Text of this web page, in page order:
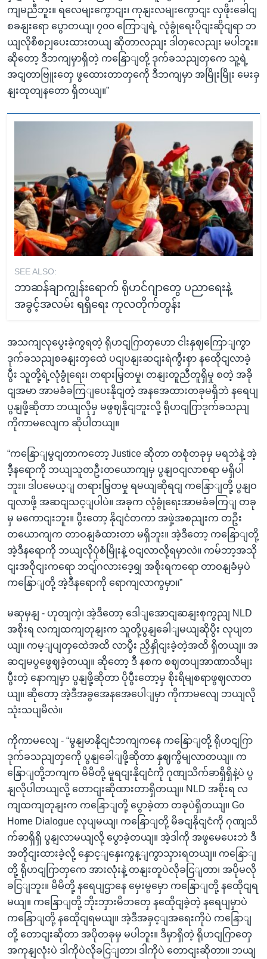
ကျမညီဘူး။ ရလေမျးကွောငျး၊ ကုနျးလမျးကွောငျး လှဖိုးခေါငျ
စခနျးရော ပွောတယျ၊ ၇၀၀ ကြောျရဲ့ လုံခွုံရေးပိုငျးဆိုငျရာ ဘ
ယျလိုစီစဉျပေးထားတယျ ဆိုတာလညျး ဒါတှလေညျး မပါဘူး။
ဆိုတော့ ဒီဘကျမှာရှိတဲ့ ကနြောျတို့ ဒုက်ခသညျတှကေ သူ့ရဲ့
အငျတာဗြူးတှေ ဖွထေားတာတှကေို ဒီဘကျမှာ အမြိုးမြိုး မေးခှ
နျးထုတျနတော ရှိတယျ။”
SEE ALSO:
ဘာဆန်ချာကျွန်းရောက် ရိုဟင်ဂျာတွေ ပညာရေးနဲ့
အခွင့်အလမ်း ရရှိရေး ကုလတိုက်တွန်း
အသကျလုပွေးခဲ့ကွရတဲ့ ရိုဟငျဂြာတှဟော ငါးနှဈကြောျကွာ
ဒုက်ခသညျစခနျးတှထေဲ ပငျပနျးဆငျးရဲကွီးစှာ နထေိုငျလာခဲ့
ပွီး သူတို့ရဲ့လုံခွုံရေး၊ တရားမြှတမှု၊ တနျးတူညီတူရှိမှု စတဲ့ အခို
ငျအမာ အာမခံခကြျပေးနိုငျတဲ့ အနအေထားတခုမရှိဘဲ နရေပျ
ပွနျဖို့ဆိုတာ ဘယျလိုမှ မဖွဈနိုငျဘူးလို့ ရိုဟငျဂြာဒုက်ခသညျ
ကိုကာမလျေက ဆိုပါတယျ။
“ကနြောျမွငျတာကတော့ Justice ဆိုတာ တစုံတခုမှ မရဘဲနဲ့ အဲ့
ဒီ့နရောကို ဘယျသူတဦးတယောကျမှ ပွနျဝငျလာစရာ မရှိပါ
ဘူး။ ဒါပမေယ့ျ တရားမြှတမှု ရမယျဆိုရငျ ကနြောျတို့ ပွနျဝ
ငျလာဖို့ အဆငျသင့ျပါပဲ။ အခုက လုံခွုံရေးအာမခံခကြျ တခု
မှ မကောငျးဘူး။ ပွီးတော့ နိုငျငံတကာ အဖှဲ့အစညျးက တဦး
တယောကျက တာဝနျခံထားတာ မရှိဘူး။ အဲ့ဒီတော့ ကနြောျတို့
အဲ့ဒီနရောကို ဘယျလိုပုံစံမြိုးနဲ့ ဝငျလာလို့ရမှာလဲ။ ကမ်ဘာ့အသို
ငျးအဝိုငျးကရော ဘငျ်ဂလားဒေ့ရျှ အစိုးရကရော တာဝနျခံမှပဲ
ကနြောျတို့ အဲ့ဒီနရောကို ရောကျလာကွမှာ။”
မဆုမှနျ - ဟုတျကဲ့၊ အဲ့ဒီတော့ ဒေါျအောငျဆနျးစုကွညျ NLD
အစိုးရ လကျထကျတုနျးက သူတို့ပွနျခေါျမယျဆိုပွီး လုပျတ
ယျ။ ကမ့ျပျတှထေဲအထိ လာပွီး ညှိနှိုငျးခဲ့တဲ့အထိ ရှိတယျ။ အ
ဆငျမပွဖွေဈခဲ့တယျ။ ဆိုတော့ ဒီ နစက စဈတပျအာဏာသိမျး
ပွီးတဲ့ နောကျမှာ ပွနျဖို့ဆိုတာ ပိုပွီးတော့မှ စိုးရိမျစရာဖွဈလာတ
ယျ။ ဆိုတော့ အဲ့ဒီအခွအေနအေပေါျမှာ ကိုကာမလျေ ဘယျလို
သုံးသပျမိလဲ။
ကိုကာမလျေ - “မွနျမာနိုငျငံဘကျကနေ ကနြောျတို့ ရိုဟငျဂြာ
ဒုက်ခသညျတှကေို ပွနျခေါျဖို့ဆိုတာ နှဈကွိမျလာတယျ။ က
နြောျတို့ဘကျက မိမိတို့ မူရငျးနိုငျငံကို ဂုဏျသိက်ခာရှိရှိနဲ့ပဲ ပွ
နျလိုပါတယျလို့ တောငျးဆိုထားတာရှိတယျ။ NLD အစိုးရ လ
ကျထကျတုနျးက ကနြောျတို့ ပွောခဲ့တာ တခုပဲရှိတယျ။ Go
Home Dialogue လုပျမယျ၊ ကနြောျတို့ မိခငျနိုငျငံကို ဂုဏျသိ
က်ခာရှိရှိ ပွနျလာမယျလို့ ပွောခဲ့တယျ။ အဲ့ဒါကို အဖွမေပေးဘဲ ဒီ
အတိုငျးထားခဲ့လို့ နှောင့ျနှေးကွန့ျကွာသှားရတယျ။ ကနြောျ
တို့ ရိုဟငျဂြာတှကေ အားလုံးနဲ့ တနျးတူပဲလိုခငြျတာ၊ အပိုမလို
ခငြျဘူး။ မိမိတို့ နရေပျဌာနေ မှေးမွမှော ကနြောျတို့ နထေိုငျရ
မယျ။ ကနြောျတို့ ဘိုးဘှားမိဘတှေ နထေိုငျခဲ့တဲ့ နရေပျမှာပဲ
ကနြောျတို့ နထေိုငျရမယျ။ အဲ့ဒီအခှင့ျအရေးကိုပဲ ကနြောျ
တို့ တောငျးဆိုတာ အပိုတခုမှ မပါဘူး။ ဒီမှာရှိတဲ့ ရိုဟငျဂြာတှေ
အကုနျလုံးပဲ ဒါကိုပဲလိုခငြျတာ၊ ဒါကိုပဲ တောငျးဆိုတာ။ ဘယျ